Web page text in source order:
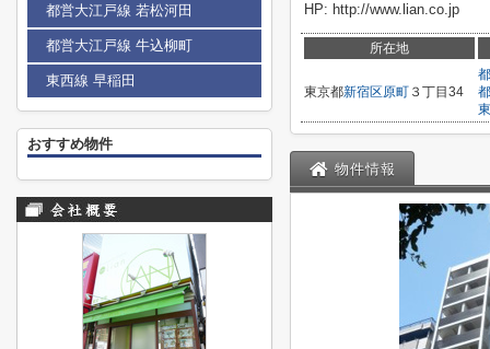
HP: http://www.lian.co.jp
所在地
東京都新宿区原町 ３丁目34
物件情報
都営大江戸線 若松河田
都営大江戸線 牛込柳町
東西線 早稲田
おすすめ物件